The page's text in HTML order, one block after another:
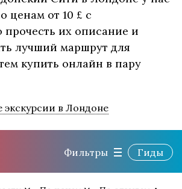
ценам от 10 £ с
их описание и
лучший маршрут для
купить онлайн в пару
экскурсии в Лондоне
Фильтры Гиды